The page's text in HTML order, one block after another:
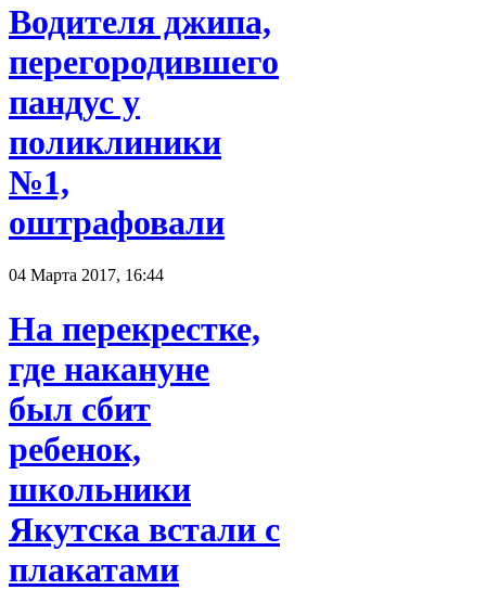
Водителя джипа,
перегородившего
пандус у
поликлиники
№1,
оштрафовали
04 Марта 2017, 16:44
На перекрестке,
где накануне
был сбит
ребенок,
школьники
Якутска встали с
плакатами